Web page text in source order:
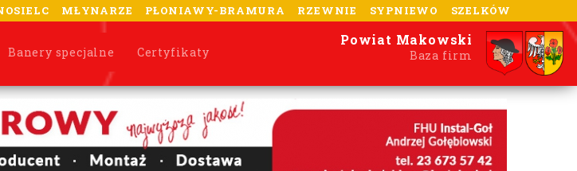
MŁYNARZE PŁONIAWY-BRAMURA RZEWNIE SYPNIEWO SZELKÓW
Banery specjalne Certyfikaty
Powiat Makowski
Baza firm